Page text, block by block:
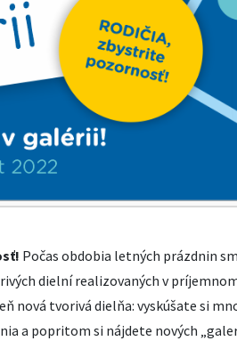
Počas obdobia letných prázdnin
dielní realizovaných v
nová tvorivá dielňa: vyskúšate si
a popritom si nájdete nových